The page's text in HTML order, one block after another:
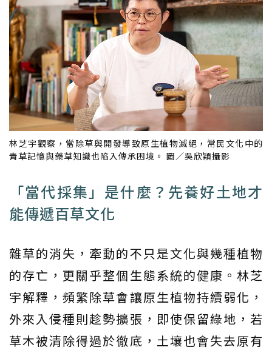
林芝宇觀察，當除草與開發導致原生植物滅絕，常民文化中的
青草記憶與藥草知識也陷入傳承困境。 圖／吳欣穎攝影
「當代採集」是什麼？先養好土地才
能傳遞百草文化
雜草的消失，牽動的不只是文化與幾種植物
的存亡，更關乎整個生態系統的健康。林芝
宇解釋，頻繁除草會讓原生植物持續弱化，
外來入侵種則趁勢擴張，即使保留綠地，若
草木被清除得過於徹底，土壤也會失去原有